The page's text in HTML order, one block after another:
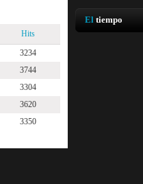
Hits
3234
3744
3304
3620
3350
El tiempo